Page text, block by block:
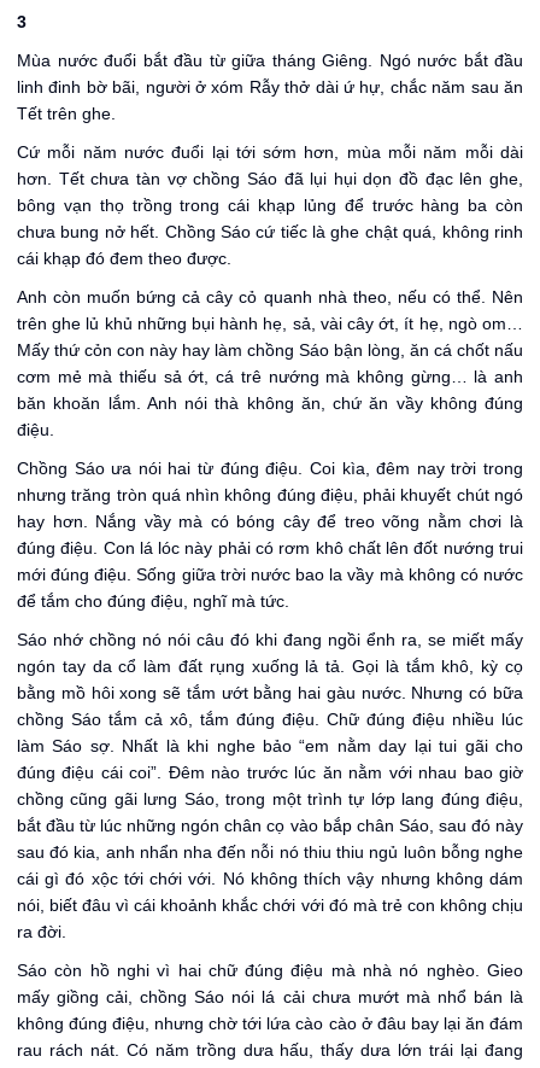
3
Mùa nước đuổi bắt đầu từ giữa tháng Giêng. Ngó nước bắt đầu
linh đinh bờ bãi, người ở xóm Rẫy thở dài ứ hự, chắc năm sau ăn
Tết trên ghe.
Cứ mỗi năm nước đuổi lại tới sớm hơn, mùa mỗi năm mỗi dài
hơn. Tết chưa tàn vợ chồng Sáo đã lụi hụi dọn đồ đạc lên ghe,
bông vạn thọ trồng trong cái khạp lủng để trước hàng ba còn
chưa bung nở hết. Chồng Sáo cứ tiếc là ghe chật quá, không rinh
cái khạp đó đem theo được.
Anh còn muốn bứng cả cây cỏ quanh nhà theo, nếu có thể. Nên
trên ghe lủ khủ những bụi hành hẹ, sả, vài cây ớt, ít hẹ, ngò om…
Mấy thứ cỏn con này hay làm chồng Sáo bận lòng, ăn cá chốt nấu
cơm mẻ mà thiếu sả ớt, cá trê nướng mà không gừng… là anh
băn khoăn lắm. Anh nói thà không ăn, chứ ăn vầy không đúng
điệu.
Chồng Sáo ưa nói hai từ đúng điệu. Coi kìa, đêm nay trời trong
nhưng trăng tròn quá nhìn không đúng điệu, phải khuyết chút ngó
hay hơn. Nắng vầy mà có bóng cây để treo võng nằm chơi là
đúng điệu. Con lá lóc này phải có rơm khô chất lên đốt nướng trui
mới đúng điệu. Sống giữa trời nước bao la vầy mà không có nước
để tắm cho đúng điệu, nghĩ mà tức.
Sáo nhớ chồng nó nói câu đó khi đang ngồi ểnh ra, se miết mấy
ngón tay da cổ làm đất rụng xuống lả tả. Gọi là tắm khô, kỳ cọ
bằng mồ hôi xong sẽ tắm ướt bằng hai gàu nước. Nhưng có bữa
chồng Sáo tắm cả xô, tắm đúng điệu. Chữ đúng điệu nhiều lúc
làm Sáo sợ. Nhất là khi nghe bảo “em nằm day lại tui gãi cho
đúng điệu cái coi”. Đêm nào trước lúc ăn nằm với nhau bao giờ
chồng cũng gãi lưng Sáo, trong một trình tự lớp lang đúng điệu,
bắt đầu từ lúc những ngón chân cọ vào bắp chân Sáo, sau đó này
sau đó kia, anh nhẩn nha đến nỗi nó thiu thiu ngủ luôn bỗng nghe
cái gì đó xộc tới chới với. Nó không thích vậy nhưng không dám
nói, biết đâu vì cái khoảnh khắc chới với đó mà trẻ con không chịu
ra đời.
Sáo còn hồ nghi vì hai chữ đúng điệu mà nhà nó nghèo. Gieo
mấy giồng cải, chồng Sáo nói lá cải chưa mướt mà nhổ bán là
không đúng điệu, nhưng chờ tới lứa cào cào ở đâu bay lại ăn đám
rau rách nát. Có năm trồng dưa hấu, thấy dưa lớn trái lại đang